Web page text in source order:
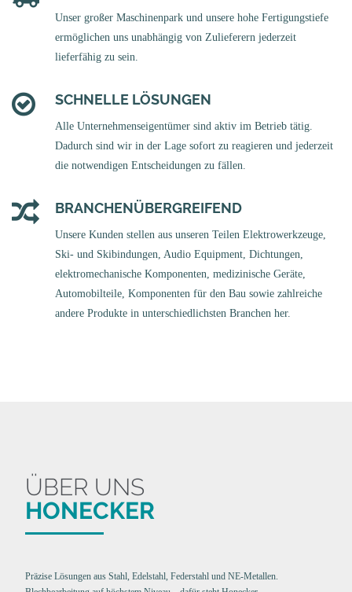
Unser großer Maschinenpark und unsere hohe Fertigungstiefe
ermöglichen uns unabhängig von Zulieferern jederzeit
lieferfähig zu sein.
SCHNELLE LÖSUNGEN
Alle Unternehmenseigentümer sind aktiv im Betrieb tätig.
Dadurch sind wir in der Lage sofort zu reagieren und jederzeit
die notwendigen Entscheidungen zu fällen.
BRANCHENÜBERGREIFEND
Unsere Kunden stellen aus unseren Teilen Elektrowerkzeuge,
Ski- und Skibindungen, Audio Equipment, Dichtungen,
elektromechanische Komponenten, medizinische Geräte,
Automobilteile, Komponenten für den Bau sowie zahlreiche
andere Produkte in unterschiedlichsten Branchen her.
ÜBER UNS
HONECKER
Präzise Lösungen aus Stahl, Edelstahl, Federstahl und NE-Metallen.